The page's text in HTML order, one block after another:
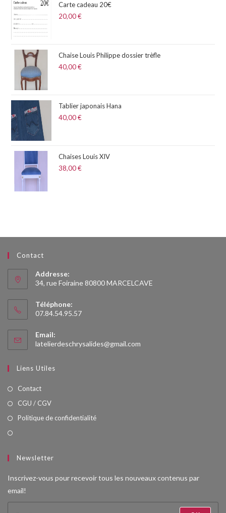
Carte cadeau 20€
20,00€
Chaise Louis Philippe dossier trèfle
40,00€
Tablier japonais Hana
40,00€
Chaises Louis XIV
38,00€
Contact
Addresse:
34, rue Foiraine 80800 MARCELCAVE
Téléphone:
07.84.54.95.57
Email:
latelierdeschrysalides@gmail.com
Liens Utiles
Contact
CGU / CGV
Politique de confidentialité
Newsletter
Inscrivez-vous pour recevoir tous les nouveaux contenus par
email!